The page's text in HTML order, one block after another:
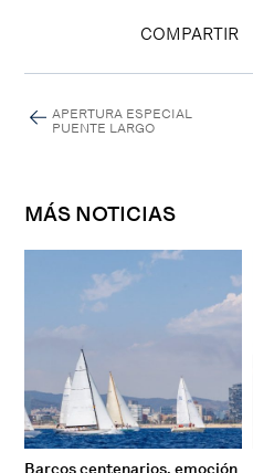
COMPARTIR
APERTURA ESPECIAL
PUENTE LARGO
MÁS NOTICIAS
Barcos centenarios, emoción